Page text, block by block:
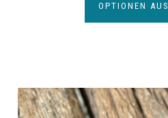
OPTIONEN